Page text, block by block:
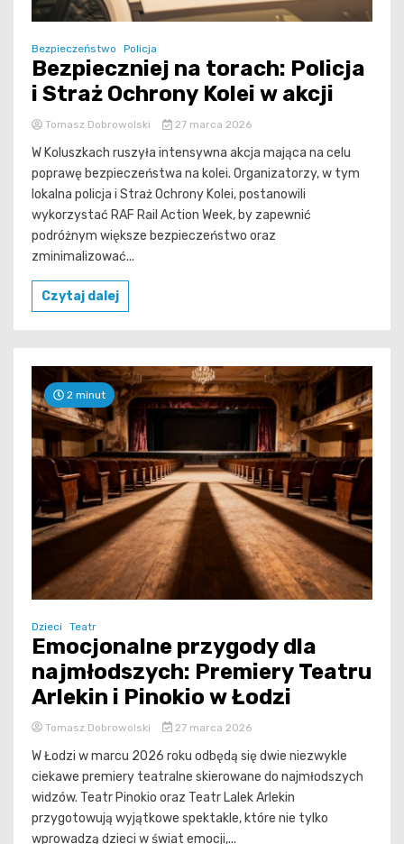
Bezpieczeństwo Policja
Bezpieczniej na torach: Policja
i Straż Ochrony Kolei w akcji
Tomasz Dobrowolski 27 marca 2026
W Koluszkach ruszyła intensywna akcja mająca na celu
poprawę bezpieczeństwa na kolei. Organizatorzy, w tym
lokalna policja i Straż Ochrony Kolei, postanowili
wykorzystać RAF Rail Action Week, by zapewnić
podróżnym większe bezpieczeństwo oraz
zminimalizować...
Czytaj dalej
2 minut
Dzieci Teatr
Emocjonalne przygody dla
najmłodszych: Premiery Teatru
Arlekin i Pinokio w Łodzi
Tomasz Dobrowolski 27 marca 2026
W Łodzi w marcu 2026 roku odbędą się dwie niezwykle
ciekawe premiery teatralne skierowane do najmłodszych
widzów. Teatr Pinokio oraz Teatr Lalek Arlekin
przygotowują wyjątkowe spektakle, które nie tylko
wprowadzą dzieci w świat emocji,...